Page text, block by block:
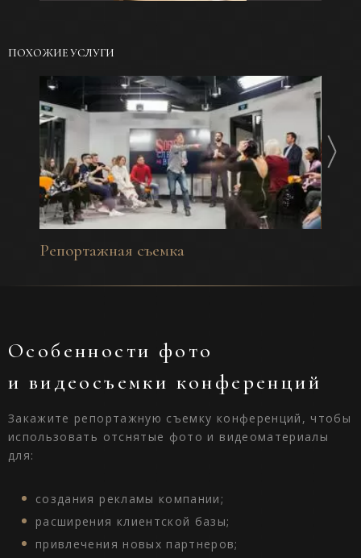
ПОХОЖИЕ УСЛУГИ
Репортажная съемка
Особенности фото
и видеосъемки конференций
Закажите репортажную съемку конференций, чтобы
использовать отснятые фото и видеоматериалы
для:
создания рекламы компании;
расширения клиентской базы;
привлечения новых партнеров;